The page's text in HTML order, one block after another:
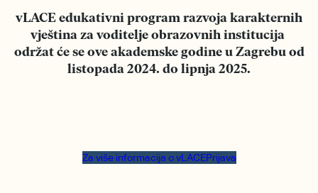
vLACE edukativni program razvoja karakternih
vještina za voditelje obrazovnih institucija
održat će se ove akademske godine u Zagrebu od
listopada 2024. do lipnja 2025.
Za više informacija o vLACEPrijava